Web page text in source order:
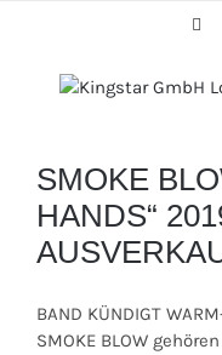
SMOKE
HANDS“
BAND KÜNDIGT
SMOKE BLOW